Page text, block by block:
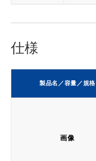
仕様
製品名／容量／規格
画像